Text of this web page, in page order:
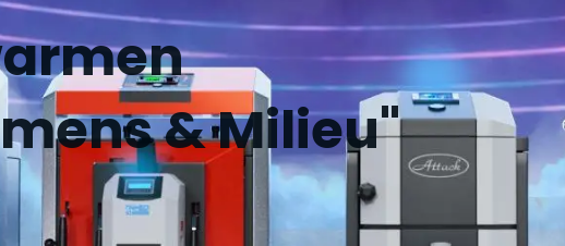
mens & Milieu"